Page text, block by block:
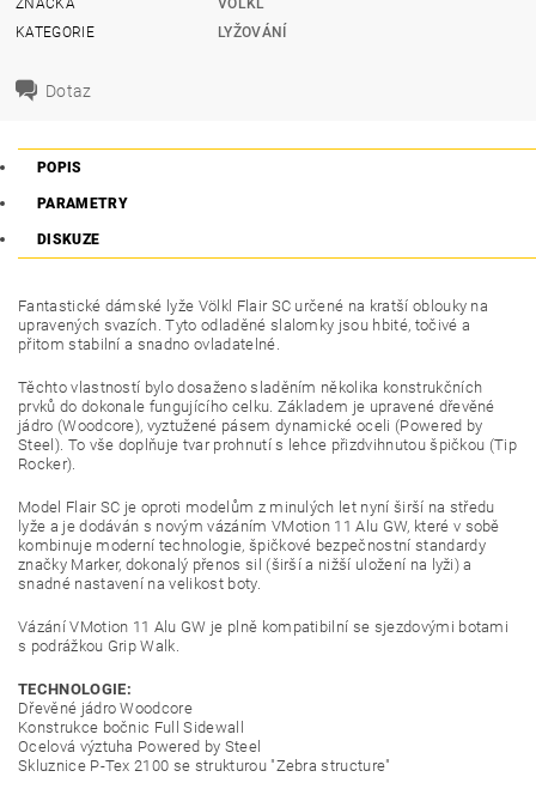
ZNAČKA
VÖLKL
KATEGORIE
LYŽOVÁNÍ
Dotaz
POPIS
PARAMETRY
DISKUZE
Fantastické dámské lyže Völkl Flair SC určené na kratší oblouky na
upravených svazích. Tyto odladěné slalomky jsou hbité, točivé a
přitom stabilní a snadno ovladatelné.
Těchto vlastností bylo dosaženo sladěním několika konstrukčních
prvků do dokonale fungujícího celku. Základem je upravené dřevěné
jádro (Woodcore), vyztužené pásem dynamické oceli (Powered by
Steel). To vše doplňuje tvar prohnutí s lehce přizdvihnutou špičkou (Tip
Rocker).
Model Flair SC je oproti modelům z minulých let nyní širší na středu
lyže a je dodáván s novým vázáním VMotion 11 Alu GW, které v sobě
kombinuje moderní technologie, špičkové bezpečnostní standardy
značky Marker, dokonalý přenos sil (širší a nižší uložení na lyži) a
snadné nastavení na velikost boty.
Vázání VMotion 11 Alu GW je plně kompatibilní se sjezdovými botami
s podrážkou Grip Walk.
TECHNOLOGIE:
Dřevěné jádro Woodcore
Konstrukce bočnic Full Sidewall
Ocelová výztuha Powered by Steel
Skluznice P-Tex 2100 se strukturou "Zebra structure"